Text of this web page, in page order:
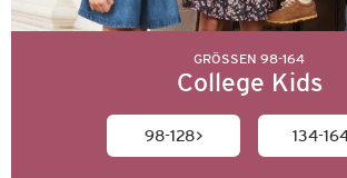
GRÖSSEN 98-164
College Kids
98-128 134-